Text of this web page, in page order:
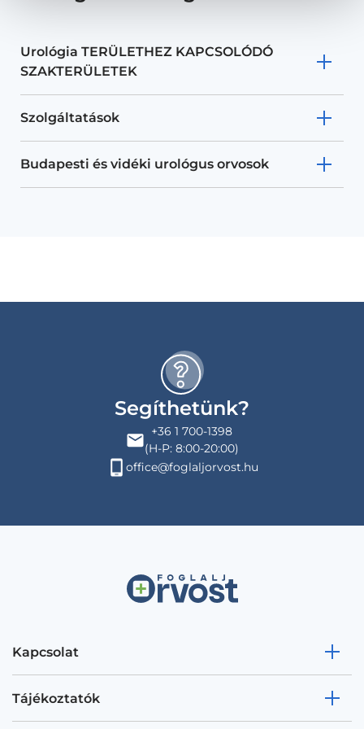
Urológia TERÜLETHEZ KAPCSOLÓDÓ
SZAKTERÜLETEK
Szolgáltatások
Budapesti és vidéki urológus orvosok
Segíthetünk?
+36 1 700-1398
(H-P: 8:00-20:00)
office@foglaljorvost.hu
Kapcsolat
Tájékoztatók